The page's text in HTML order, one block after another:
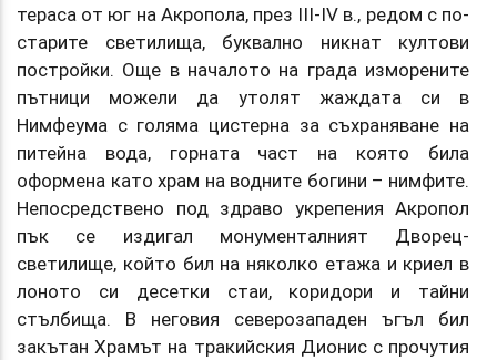
тераса от юг на Акропола, през III-IV в., редом с по-
старите светилища, буквално никнат култови
постройки. Още в началото на града изморените
пътници можели да утолят жаждата си в
Нимфеума с голяма цистерна за съхраняване на
питейна вода, горната част на която била
оформена като храм на водните богини – нимфите.
Непосредствено под здраво укрепения Акропол
пък се издигал монументалният Дворец-
светилище, който бил на няколко етажа и криел в
лоното си десетки стаи, коридори и тайни
стълбища. В неговия северозападен ъгъл бил
закътан Храмът на тракийския Дионис с прочутия